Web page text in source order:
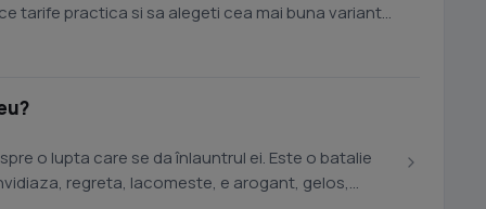
tarife practica si sa alegeti cea mai buna varianta
o lupta care se da înlauntrul ei. Este o batalie